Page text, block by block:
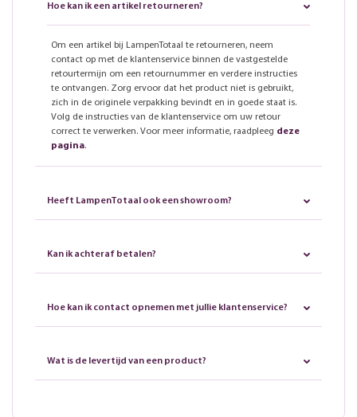
Hoe kan ik een artikel retourneren?
Om een artikel bij LampenTotaal te retourneren, neem
contact op met de klantenservice binnen de vastgestelde
retourtermijn om een retournummer en verdere instructies
te ontvangen. Zorg ervoor dat het product niet is gebruikt,
zich in de originele verpakking bevindt en in goede staat is.
Volg de instructies van de klantenservice om uw retour
correct te verwerken. Voor meer informatie, raadpleeg deze
pagina.
Heeft LampenTotaal ook een showroom?
Kan ik achteraf betalen?
Hoe kan ik contact opnemen met jullie klantenservice?
Wat is de levertijd van een product?